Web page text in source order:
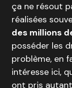
ça ne résout
réalisées
des millions
posséder les
problème, en
intéresse ici,
ont pris